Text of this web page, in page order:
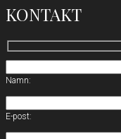
KONTAKT
Namn:
E-post: